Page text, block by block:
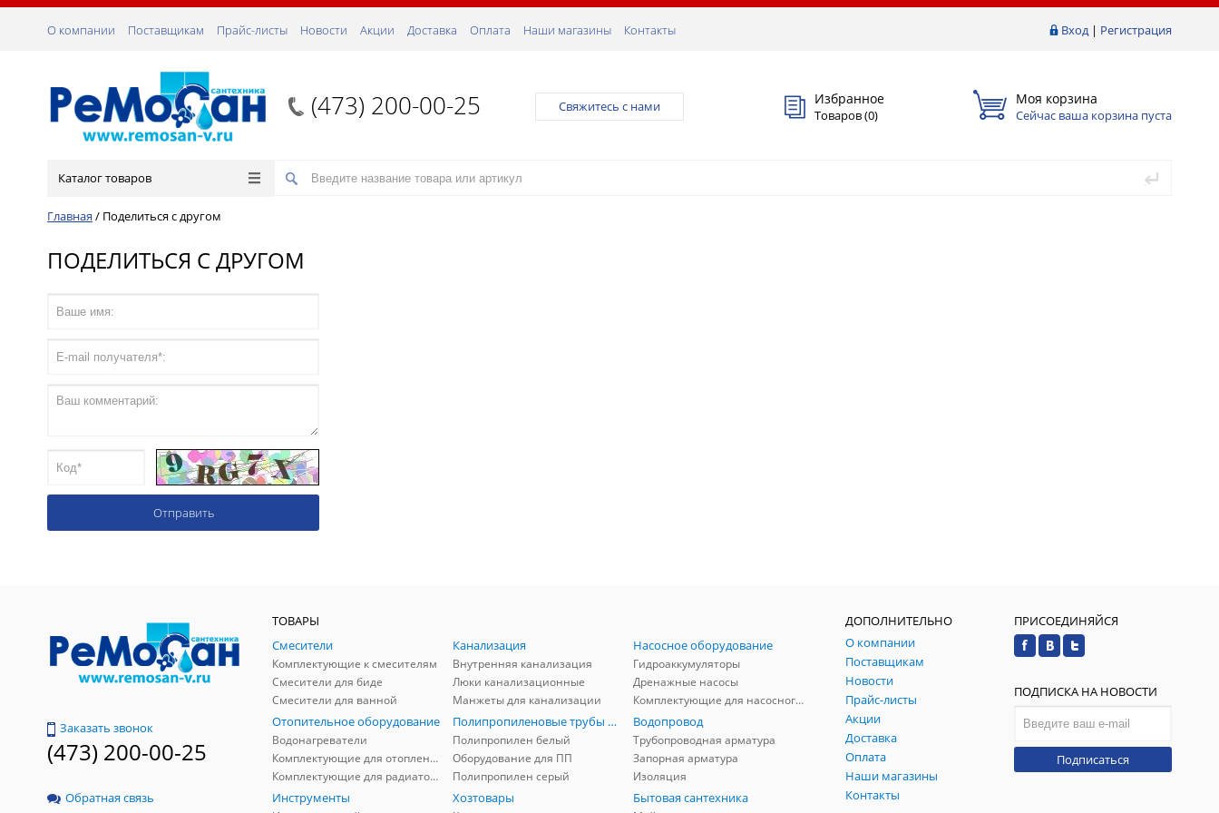
Вход| Регистрация
О компании Поставщикам Прайс-листы Новости Акции Доставка Оплата Наши магазины Контакты
(473) 200-00-25 Свяжитесь с нами Избранное
Товаров (0)
Моя корзина
Сейчас ваша корзина пуста
Каталог товаров
Главная / Поделиться с другом
ПОДЕЛИТЬСЯ С ДРУГОМ
Заказать звонок
(473) 200-00-25
Обратная связь
ТОВАРЫ
Смесители
Комплектующие к смесителям
Смесители для биде
Смесители для ванной
Канализация
Внутренняя канализация
Люки канализационные
Манжеты для канализации
Насосное оборудование
Гидроаккумуляторы
Дренажные насосы
Комплектующие для насосного оборудования
Отопительное оборудование
Водонагреватели
Комплектующие для отопления
Комплектующие для радиаторов
Полипропиленовые трубы и фитинги
Полипропилен белый
Оборудование для ПП
Полипропилен серый
Водопровод
Трубопроводная арматура
Запорная арматура
Изоляция
Инструменты Хозтовары Бытовая сантехника
ДОПОЛНИТЕЛЬНО
О компании
Поставщикам
Новости
Прайс-листы
Акции
Доставка
Оплата
Наши магазины
Контакты
ПРИСОЕДИНЯЙСЯ
ПОДПИСКА НА НОВОСТИ
Подписаться